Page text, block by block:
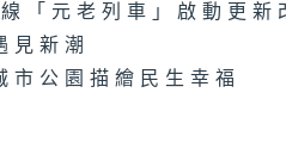
「元老列車」啟動更新
見新潮
市公園描繪民生幸福